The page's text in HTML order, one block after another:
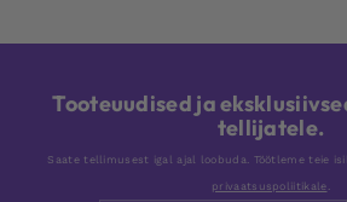
Tooteuudised ja
tellijatele.
Saate tellimusest igal ajal loobuda. Töötleme teie
privaatsuspoliitikale